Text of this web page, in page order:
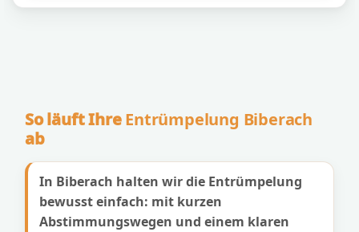
So läuft IhreEntrümpelung Biberach
ab
In Biberach halten wir die Entrümpelung
bewusst einfach: mit kurzen
Abstimmungswegen und einem klaren